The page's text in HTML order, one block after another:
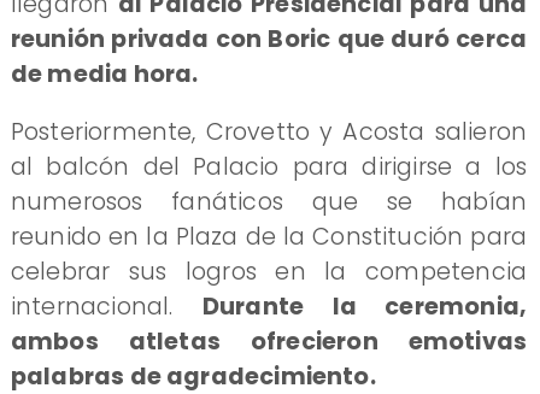
reunión privada con Boric que duró cerca
de media hora.
Posteriormente, Crovetto y Acosta salieron
al balcón del Palacio para dirigirse a los
numerosos fanáticos que se habían
reunido en la Plaza de la Constitución para
celebrar sus logros en la competencia
internacional. Durante la ceremonia,
ambos atletas ofrecieron emotivas
palabras de agradecimiento.